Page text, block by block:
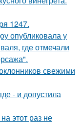
1247.
опубликовала у
где отмечали
свежими
- и допустила
этот раз не